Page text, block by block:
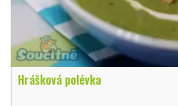
Hrášková polévka